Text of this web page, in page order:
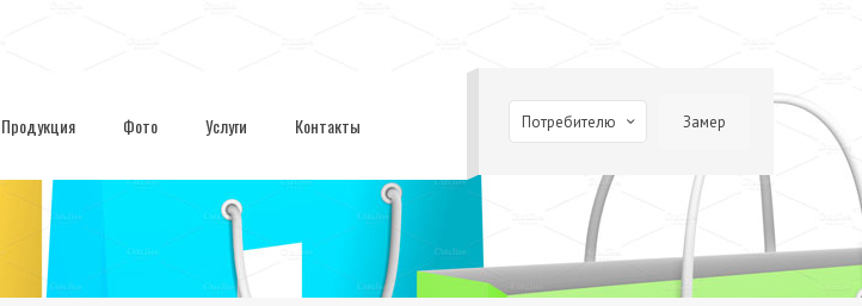
Продукция Фото Услуги Контакты Потребителю Замер